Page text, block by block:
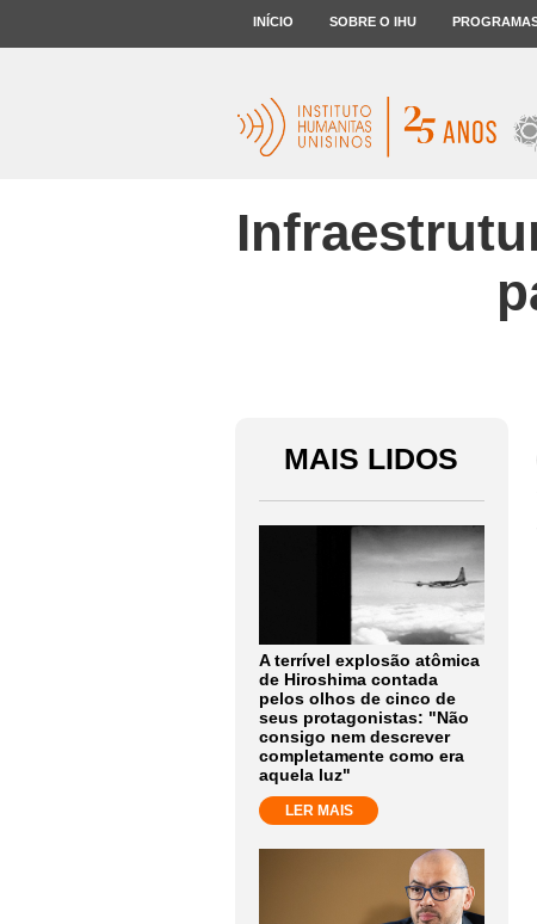
INÍCIO SOBRE O IHU
MAIS LIDOS
A terrível explosão atômica
de Hiroshima contada
pelos olhos de cinco de
seus protagonistas: "Não
consigo nem descrever
completamente como era
aquela luz"
LER MAIS